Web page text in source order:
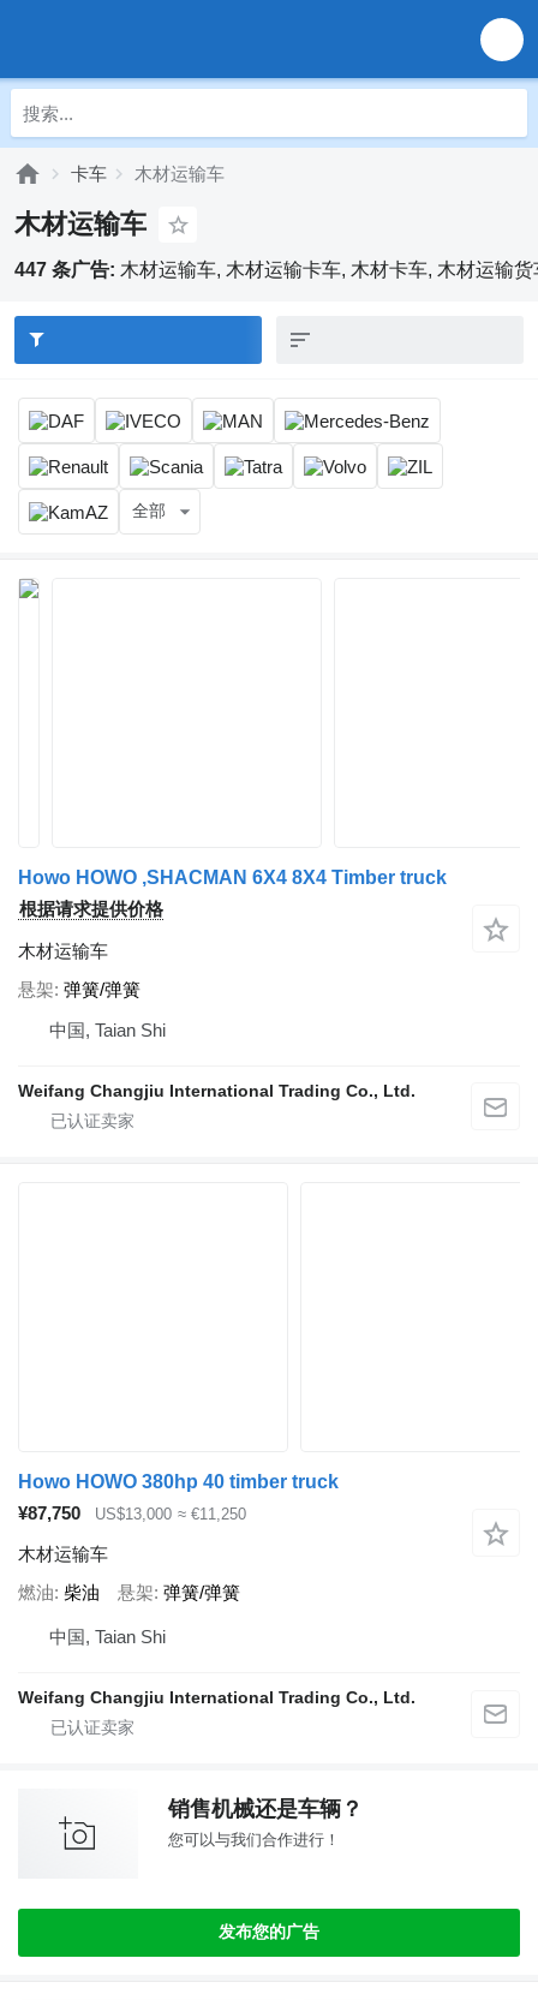
卡车 木材运输车
木材运输车
447 条广告: 木材运输车, 木材运输卡车, 木材卡车, 木材运输货
全部
Howo HOWO ,SHACMAN 6X4 8X4 Timber truck
根据请求提供价格
木材运输车
悬架 弹簧/弹簧
中国, Taian Shi
Weifang Changjiu International Trading Co., Ltd.
Howo HOWO 380hp 40 timber truck
¥87,750
US$13,000 ≈ €11,250
木材运输车
燃油 柴油 悬架 弹簧/弹簧
中国, Taian Shi
Weifang Changjiu International Trading Co., Ltd.
销售机械还是车辆？
您可以与我们合作进行！
发布您的广告